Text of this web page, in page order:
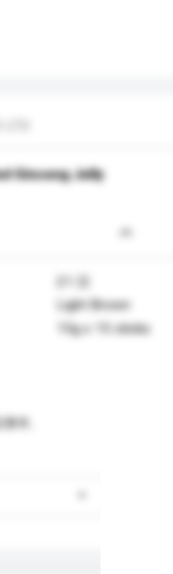
Ginseng Jelly
Light Brown
15g x 15 sticks